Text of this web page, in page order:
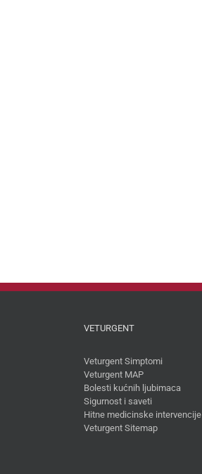
VETURGENT
Veturgent Simptomi
Veturgent MAP
Bolesti kućnih ljubimaca
Sigurnost i saveti
Hitne medicinske intervencije
Veturgent Sitemap